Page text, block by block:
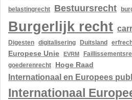
belastingrecht Bestuursrecht
Burgerlijk recht
Digesten
digitalisering Duitsland
Europese Unie EVRM
goederenrecht
Hoge Raad
Internationaal en Europees
Internationaal